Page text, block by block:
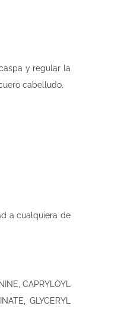
y regular la
cabelludo.
a cualquiera de
CAPRYLOYL
GLYCERYL